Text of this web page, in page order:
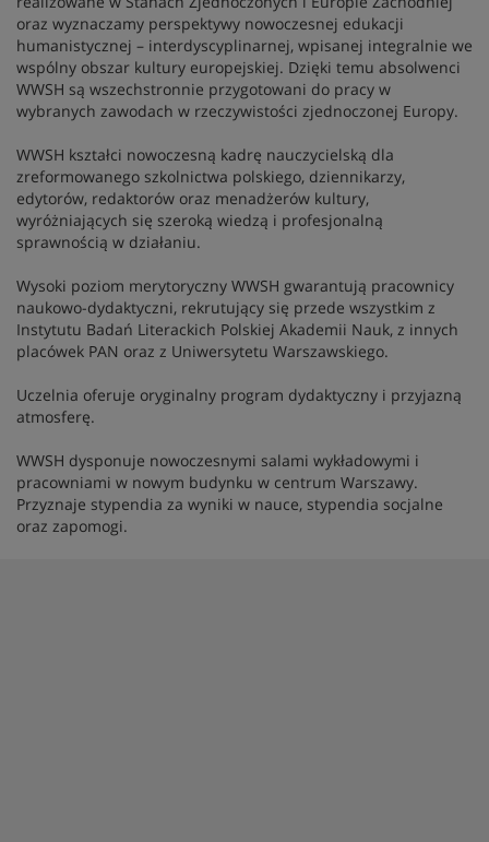
oraz wyznaczamy perspektywy nowoczesnej edukacji
humanistycznej – interdyscyplinarnej, wpisanej integralnie we
wspólny obszar kultury europejskiej. Dzięki temu absolwenci
WWSH są wszechstronnie przygotowani do pracy w
wybranych zawodach w rzeczywistości zjednoczonej Europy.
WWSH kształci nowoczesną kadrę nauczycielską dla
zreformowanego szkolnictwa polskiego, dziennikarzy,
edytorów, redaktorów oraz menadżerów kultury,
wyróżniających się szeroką wiedzą i profesjonalną
sprawnością w działaniu.
Wysoki poziom merytoryczny WWSH gwarantują pracownicy
naukowo-dydaktyczni, rekrutujący się przede wszystkim z
Instytutu Badań Literackich Polskiej Akademii Nauk, z innych
placówek PAN oraz z Uniwersytetu Warszawskiego.
Uczelnia oferuje oryginalny program dydaktyczny i przyjazną
atmosferę.
WWSH dysponuje nowoczesnymi salami wykładowymi i
pracowniami w nowym budynku w centrum Warszawy.
Przyznaje stypendia za wyniki w nauce, stypendia socjalne
oraz zapomogi.